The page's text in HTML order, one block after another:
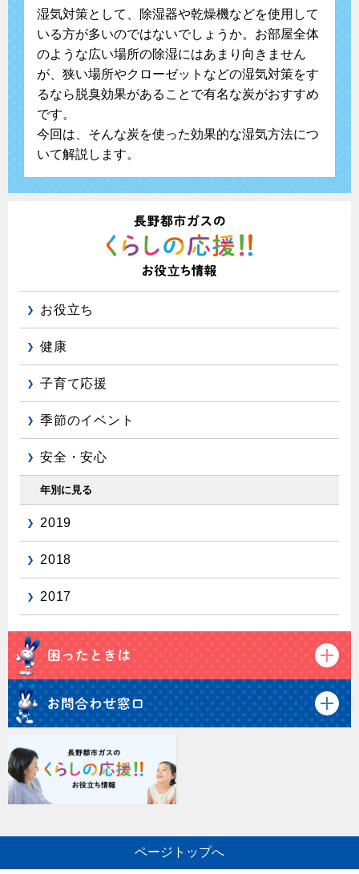
湿気対策として、除湿器や乾燥機などを使用して
いる方が多いのではないでしょうか。お部屋全体
のような広い場所の除湿にはあまり向きません
が、狭い場所やクローゼットなどの湿気対策をす
るなら脱臭効果があることで有名な炭がおすすめ
です。
今回は、そんな炭を使った効果的な湿気方法につ
いて解説します。
お役立ち
健康
子育て応援
季節のイベント
安全・安心
年別に見る
2019
2018
2017
ページトップへ